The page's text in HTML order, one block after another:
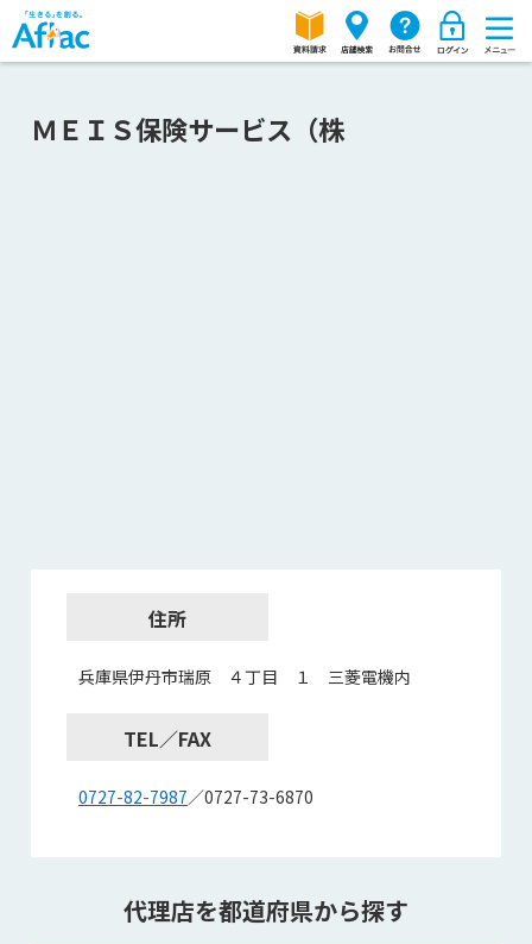
ＭＥＩＳ保険サービス（株
住所
兵庫県伊丹市瑞原 ４丁目 １ 三菱電機内
TEL／FAX
0727-82-7987／0727-73-6870
代理店を都道府県から探す